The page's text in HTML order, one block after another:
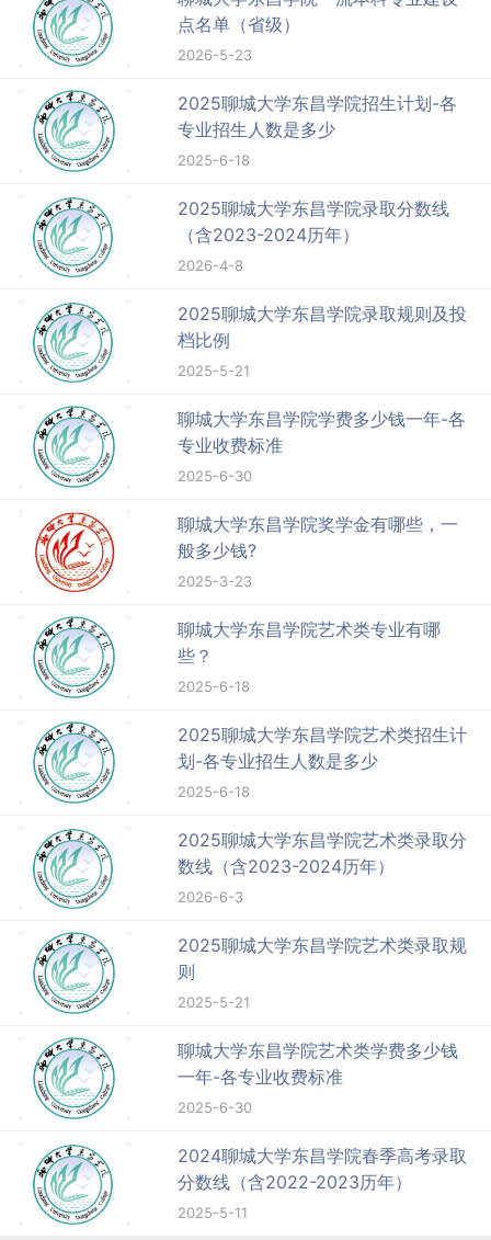
点名单（省级）
2026-5-23
2025聊城大学东昌学院招生计划-各
专业招生人数是多少
2025-6-18
2025聊城大学东昌学院录取分数线
（含2023-2024历年）
2026-4-8
2025聊城大学东昌学院录取规则及投
档比例
2025-5-21
聊城大学东昌学院学费多少钱一年-各
专业收费标准
2025-6-30
聊城大学东昌学院奖学金有哪些，一
般多少钱?
2025-3-23
聊城大学东昌学院艺术类专业有哪
些？
2025-6-18
2025聊城大学东昌学院艺术类招生计
划-各专业招生人数是多少
2025-6-18
2025聊城大学东昌学院艺术类录取分
数线（含2023-2024历年）
2026-6-3
2025聊城大学东昌学院艺术类录取规
则
2025-5-21
聊城大学东昌学院艺术类学费多少钱
一年-各专业收费标准
2025-6-30
2024聊城大学东昌学院春季高考录取
分数线（含2022-2023历年）
2025-5-11